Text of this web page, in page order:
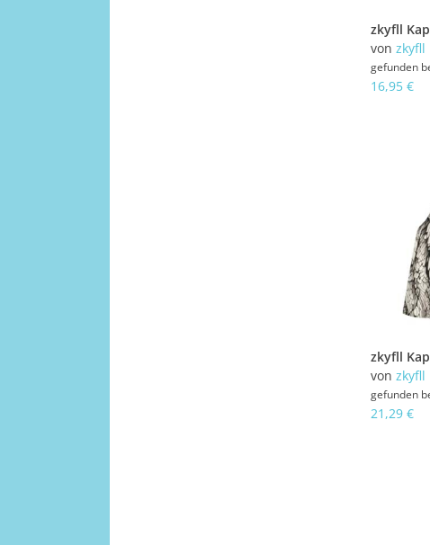
von zkyfll
gefunden
16,95 €
von zkyfll
gefunden
21,29 €